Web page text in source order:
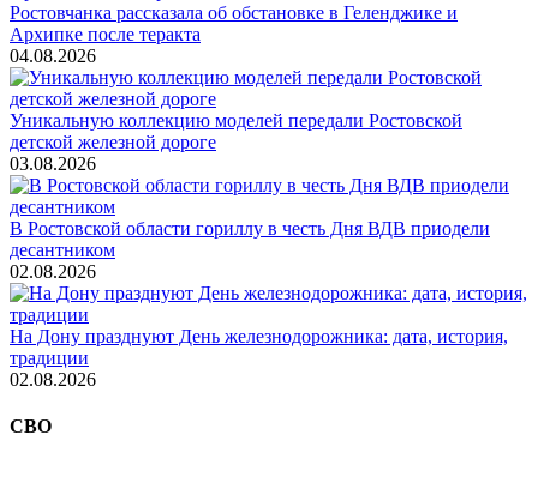
Ростовчанка рассказала об обстановке в Геленджике и
Архипке после теракта
04.08.2026
Уникальную коллекцию моделей передали Ростовской
детской железной дороге
03.08.2026
В Ростовской области гориллу в честь Дня ВДВ приодели
десантником
02.08.2026
На Дону празднуют День железнодорожника: дата, история,
традиции
02.08.2026
СВО